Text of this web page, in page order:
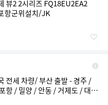
뷰2 2시리즈 FQ18EU2EA2
항군위설치/JK
전세 차량/ 부산 출발 - 경주 /
항 / 밀양 / 안동 / 거제도 / 대구